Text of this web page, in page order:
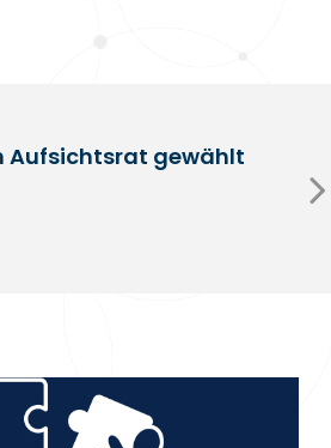
Aufsichtsrat gewählt